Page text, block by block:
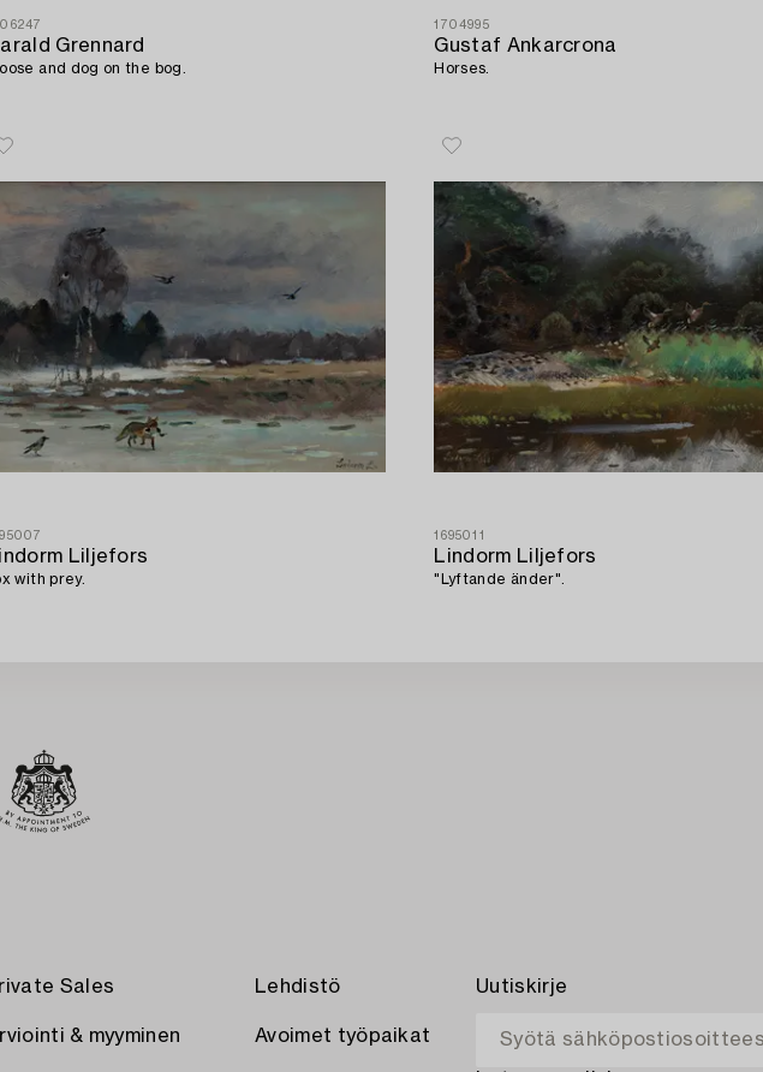
Grennard
and dog on the bog.
1704995
Gustaf Ankarcrona
Horses.
Liljefors
with prey.
1695011
Lindorm Liljefors
"Lyftande änder".
Sales
& myyminen
Lehdistö
Avoimet työpaikat
Uutiskirje